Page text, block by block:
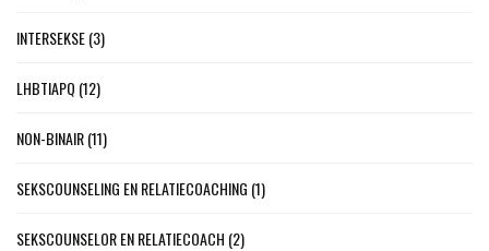
INTERSEKSE(3)
LHBTIAPQ (12)
NON-BINAIR(11)
SEKSCOUNSELING EN RELATIECOACHING (1)
SEKSCOUNSELOR EN RELATIECOACH (2)